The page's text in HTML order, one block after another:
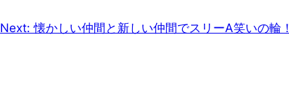
Next:懐かしい仲間と新しい仲間でスリーA笑いの輪！